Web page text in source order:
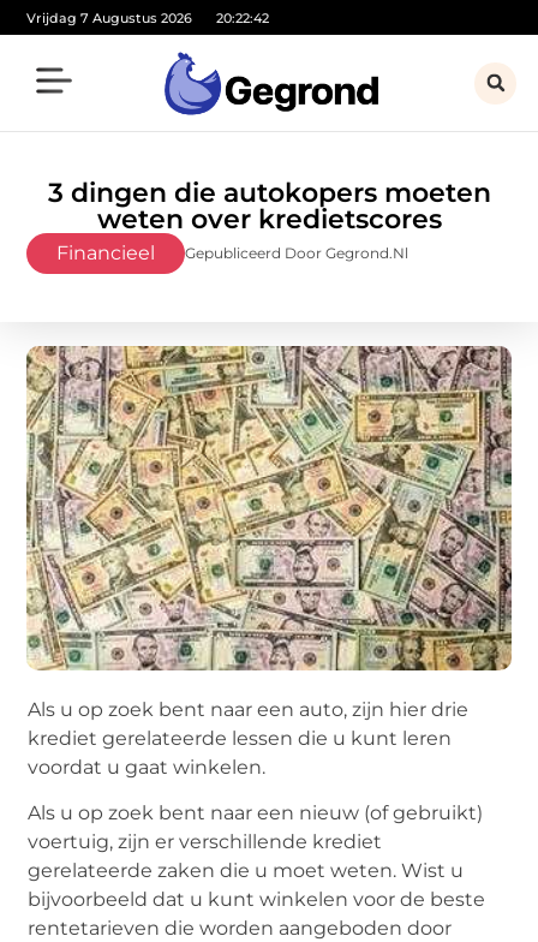
Vrijdag 7 Augustus 2026 20:22:44
3 dingen die autokopers moeten
weten over kredietscores
Financieel Gepubliceerd Door Gegrond.nl
Als u op zoek bent naar een auto, zijn hier drie
krediet gerelateerde lessen die u kunt leren
voordat u gaat winkelen.
Als u op zoek bent naar een nieuw (of gebruikt)
voertuig, zijn er verschillende krediet
gerelateerde zaken die u moet weten. Wist u
bijvoorbeeld dat u kunt winkelen voor de beste
rentetarieven die worden aangeboden door